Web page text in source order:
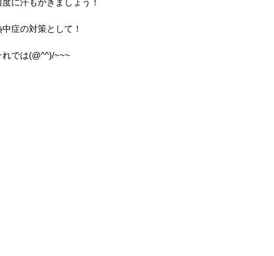
度に汗もかきましょう！
中症の対策として！
れでは(@^^)/~~~